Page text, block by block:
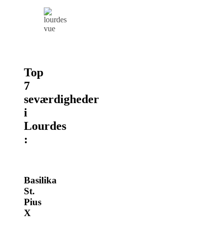
Top
7
seværdigheder
i
Lourdes
:
Basilika
St.
Pius
X